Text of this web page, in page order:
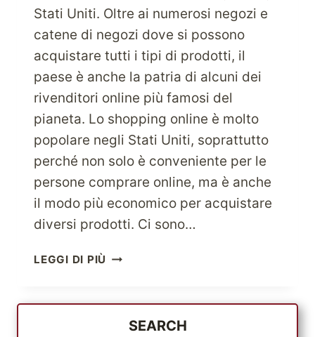
Stati Uniti. Oltre ai numerosi negozi e
catene di negozi dove si possono
acquistare tutti i tipi di prodotti, il
paese è anche la patria di alcuni dei
rivenditori online più famosi del
pianeta. Lo shopping online è molto
popolare negli Stati Uniti, soprattutto
perché non solo è conveniente per le
persone comprare online, ma è anche
il modo più economico per acquistare
diversi prodotti. Ci sono…
LEGGI DI PIÙ SHOPPING
NEGLI
STATISEARCH